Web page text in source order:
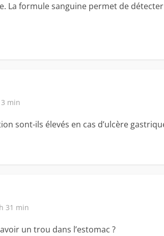
La formule sanguine permet de
min
sont-ils élevés en cas d’ulcère
31 min
un trou dans l’estomac ?